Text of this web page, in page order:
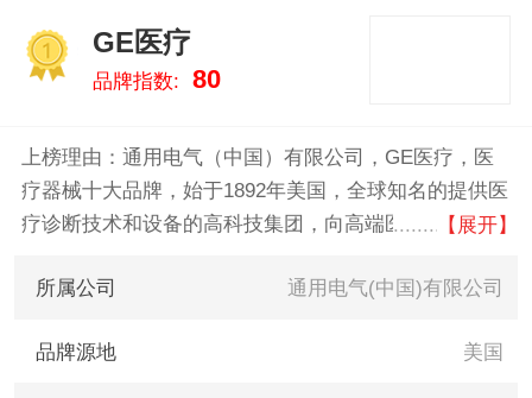
GE医疗
品牌指数: 80
上榜理由：通用电气（中国）有限公司，GE医疗，医
疗器械十大品牌，始于1892年美国，全球知名的提供医
疗诊断技术和设备的高科技集团，向高端医疗市场提供
质的医疗服务
【展开】
所属公司 通用电气(中国)有限公司
品牌源地 美国